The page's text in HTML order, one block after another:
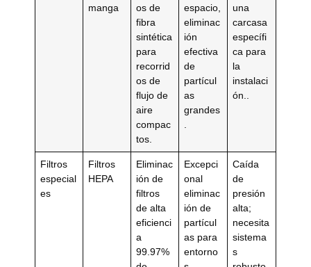
manga
os de
fibra
sintética
para
recorrid
os de
flujo de
aire
compac
tos.
espacio,
eliminac
ión
efectiva
de
partícul
as
grandes
una
carcasa
específi
ca para
la
instalaci
ón..
Filtros
especial
es
Filtros
HEPA
Eliminac
ión de
filtros
de alta
eficienci
a
99.97%
Excepci
onal
eliminac
ión de
partícul
as para
entorno
Caída
de
presión
alta;
necesita
sistema
s